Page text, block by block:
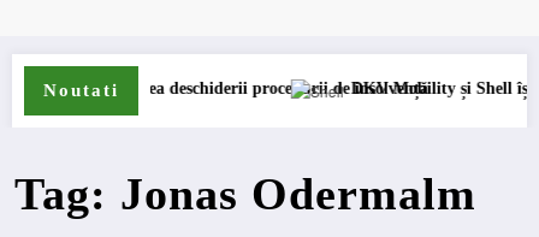
Noutati
permanentcererea deschiderii procedurii de insolvențăDKV Mobility și Shell își extind
Tag: Jonas Odermalm